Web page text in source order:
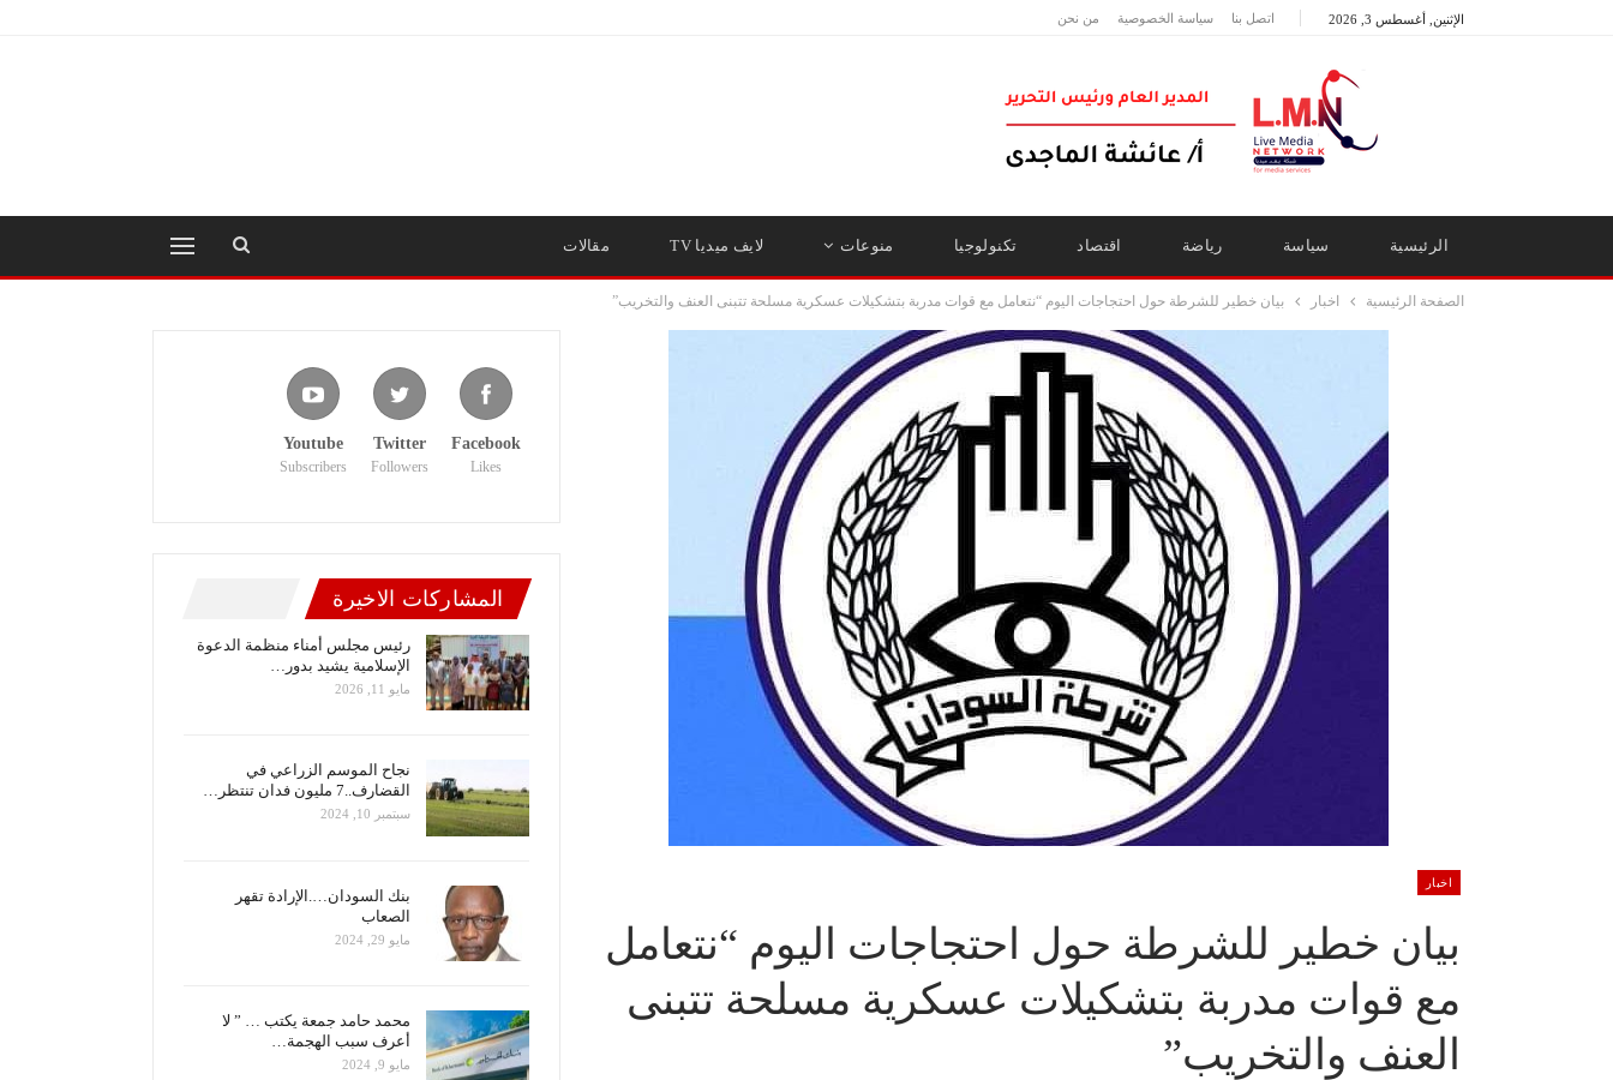
الإثنين, أغسطس 3, 2026 اتصل بنا سياسة الخصوصية من نحن
الرئيسية سياسة رياضة اقتصاد تكنولوجيا منوعات لايف ميديا TV مقالات
الصفحة الرئيسية اخبار بيان خطير للشرطة حول احتجاجات اليوم “نتعامل مع قوات مدربة بتشكيلات عسكرية مسلحة تتبنى العنف والتخريب”
اخبار
بيان خطير للشرطة حول احتجاجات اليوم “نتعامل
مع قوات مدربة بتشكيلات عسكرية مسلحة تتبنى
العنف والتخريب”
Facebook
Likes
Twitter
Followers
Youtube
Subscribers
المشاركات الاخيرة
رئيس مجلس أمناء منظمة الدعوة
الإسلامية يشيد بدور…
مايو 11, 2026
نجاح الموسم الزراعي في
القضارف..7 مليون فدان تنتظر…
سبتمبر 10, 2024
بنك السودان….الإرادة تقهر
الصعاب
مايو 29, 2024
محمد حامد جمعة يكتب … ” لا
أعرف سبب الهجمة…
مايو 9, 2024